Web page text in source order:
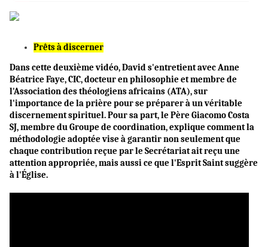
Prêts à discerner
Dans cette deuxième vidéo, David s'entretient avec Anne
Béatrice Faye, CIC, docteur en philosophie et membre de
l'Association des théologiens africains (ATA), sur
l'importance de la prière pour se préparer à un véritable
discernement spirituel. Pour sa part, le Père Giacomo Costa
SJ, membre du Groupe de coordination, explique comment la
méthodologie adoptée vise à garantir non seulement que
chaque contribution reçue par le Secrétariat ait reçu une
attention appropriée, mais aussi ce que l'Esprit Saint suggère
à l'Église.